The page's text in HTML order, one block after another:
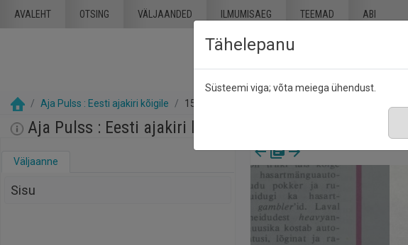
AVALEHT OTSING VÄLJAANDED ILMUMISAEG TEEMAD ABI
Aja Pulss : Eesti ajakiri kõigile 15 november 1991
Aja Pulss : Eesti ajakiri kõigile, nr. 22, 15 november 1991
Väljaanne
Sisu
Tähelepanu
Süsteemi viga; võta meiega ühendust.